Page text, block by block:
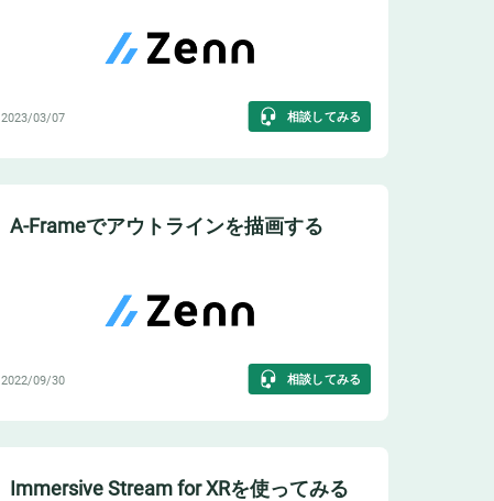
2023/03/07 相談してみる
A-Frameでアウトラインを描画する
2022/09/30 相談してみる
Immersive Stream for XRを使ってみる